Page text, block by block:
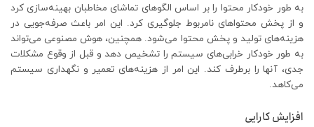
به طور خودکار محتوا را بر اساس الگوهای تماشای مخاطبان بهینه‌سازی کرد
و از پخش محتواهای نامربوط جلوگیری کرد. این امر باعث صرفه‌جویی در
هزینه‌های تولید و پخش محتوا می‌شود. همچنین، هوش مصنوعی می‌تواند
به طور خودکار خرابی‌های سیستم را تشخیص دهد و قبل از وقوع مشکلات
جدی، آنها را برطرف کند. این امر از هزینه‌های تعمیر و نگهداری سیستم
می‌کاهد.
افزایش کارایی